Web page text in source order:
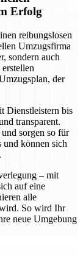
Erfolg
reibungslosen
Umzugsfirma
sondern auch
der
Dienstleistern bis
transparent.
sorgen so für
und können sich
– mit
auf eine
alle
So wird Ihr
neue Umgebung